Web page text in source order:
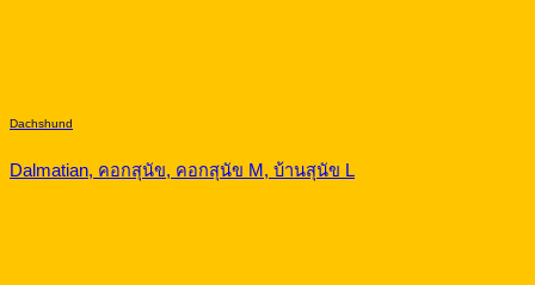
Dachshund
Dalmatian, คอกสุนัข, คอกสุนัข M, บ้านสุนัข L